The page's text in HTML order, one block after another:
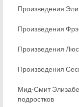
Произведения
Произведения
Произведения
Произведения
Мид-Смит
подростков